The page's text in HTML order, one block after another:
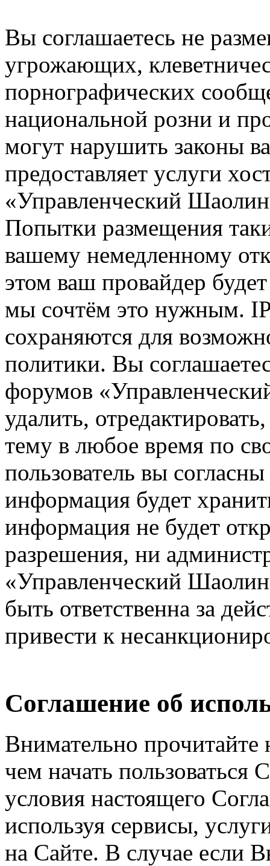
Вы соглашаетесь не
угрожающих,
порнографических
национальной розни и
могут нарушить законы
предоставляет услуги
«Управленческий
Попытки размещения
вашему немедленному
этом ваш провайдер
мы сочтём это нужным.
сохраняются для
политики. Вы
форумов
удалить,
тему в любое время по
пользователь вы
информация будет
информация не будет
разрешения, ни
«Управленческий
быть ответственна за
привести к
Соглашение об
Внимательно
чем начать
условия настоящего
используя сервисы,
на Сайте. В случае если